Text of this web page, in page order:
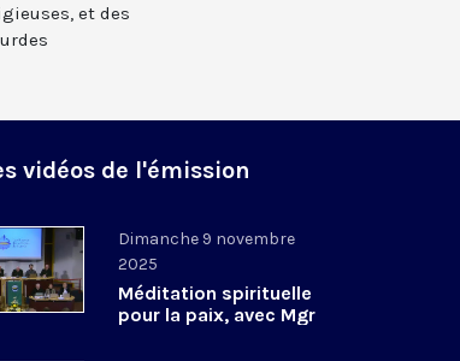
et des
vidéos de l'émission
Dimanche 9 novembre
2025
Méditation spirituelle
pour la paix, avec Mgr